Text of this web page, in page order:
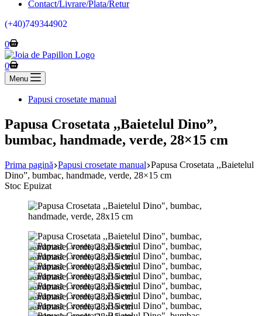
Contact/Livrare/Plata/Retur
(+40)749344902
Coș
de
cumpărături
0
Coș
de
cumpărături
0
Menu
Papusi crosetate manual
Papusa Crosetata ,,Baietelul Dino”,
bumbac, handmade, verde, 28×15 cm
Prima pagină Papusi crosetate manual Papusa Crosetata ,,Baietelul
Dino”, bumbac, handmade, verde, 28×15 cm
Stoc Epuizat